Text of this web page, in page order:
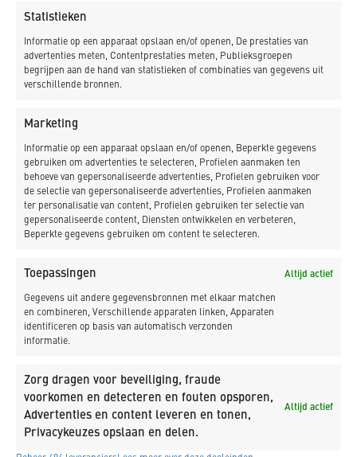
Statistieken
Informatie op een apparaat opslaan en/of openen, De prestaties van
advertenties meten, Contentprestaties meten, Publieksgroepen
begrijpen aan de hand van statistieken of combinaties van gegevens uit
verschillende bronnen.
Marketing
Informatie op een apparaat opslaan en/of openen, Beperkte gegevens
gebruiken om advertenties te selecteren, Profielen aanmaken ten
behoeve van gepersonaliseerde advertenties, Profielen gebruiken voor
de selectie van gepersonaliseerde advertenties, Profielen aanmaken
ter personalisatie van content, Profielen gebruiken ter selectie van
gepersonaliseerde content, Diensten ontwikkelen en verbeteren,
Beperkte gegevens gebruiken om content te selecteren.
Toepassingen Altijd actief
Gegevens uit andere gegevensbronnen met elkaar matchen
en combineren, Verschillende apparaten linken, Apparaten
identificeren op basis van automatisch verzonden
informatie.
Zorg dragen voor beveiliging, fraude
voorkomen en detecteren en fouten opsporen,
Advertenties en content leveren en tonen,
Privacykeuzes opslaan en delen.
Altijd actief
Klik om marketing cookies te accepteren en
deze inhoud in te schakelen
Meer projecten met deze kenmerken.